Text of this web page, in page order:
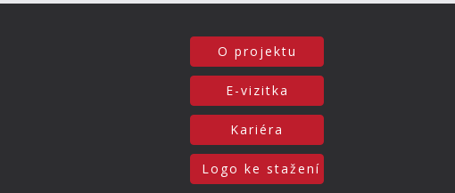
O projektu
E-vizitka
Kariéra
Logo ke stažení